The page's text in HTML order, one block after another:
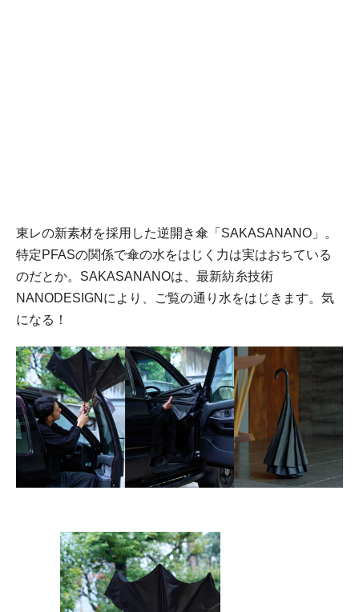
東レの新素材を採用した逆開き傘「SAKASANANO」。
特定PFASの関係で傘の水をはじく力は実はおちている
のだとか。SAKASANANOは、最新紡糸技術
NANODESIGNにより、ご覧の通り水をはじきます。気
になる！